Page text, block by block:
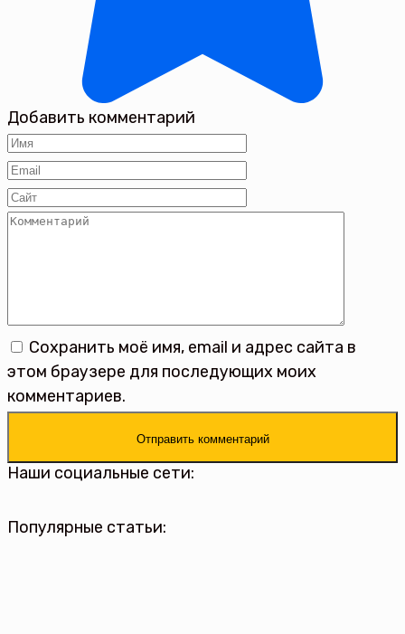
Добавить комментарий
Имя
*
Email
*
Сайт
Комментарий
Сохранить моё имя, email и адрес сайта в
этом браузере для последующих моих
комментариев.
Наши социальные сети:
Популярные статьи: